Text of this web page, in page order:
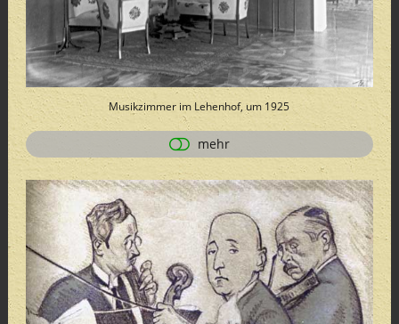
Musikzimmer im Lehenhof, um 1925
mehr